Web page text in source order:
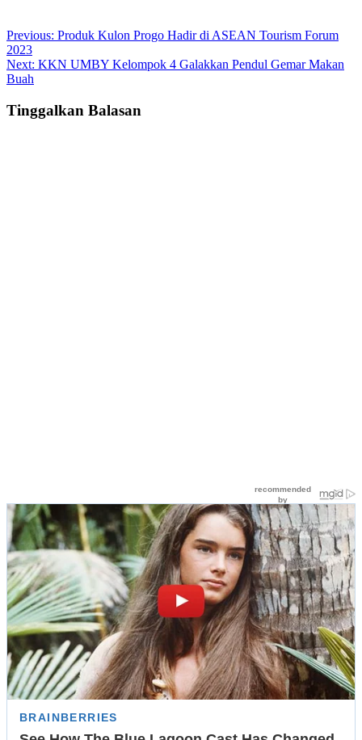
Post
navigation
Previous: Produk Kulon Progo Hadir di ASEAN Tourism Forum
2023
Next: KKN UMBY Kelompok 4 Galakkan Pendul Gemar Makan
Buah
Tinggalkan Balasan